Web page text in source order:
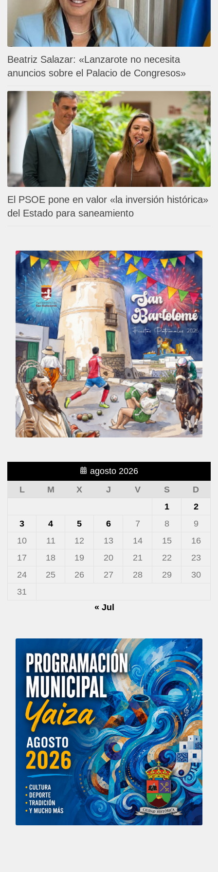
Beatriz Salazar: «Lanzarote no necesita
anuncios sobre el Palacio de Congresos»
El PSOE pone en valor «la inversión histórica»
del Estado para saneamiento
agosto 2026
L
M X J V S
D
1
2
3
4 5 6 7 8
9
10
11 12 13 14 15
16
17
18 19 20 21 22
23
24
25 26 27 28 29
30
31
« Jul